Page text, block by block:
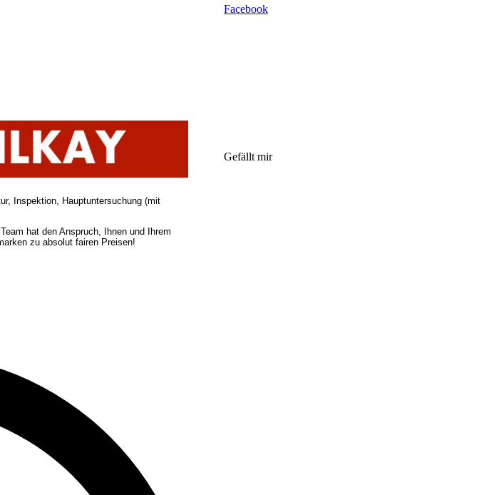
Inspektion, Hauptuntersuchung (mit
hat den Anspruch, Ihnen und Ihrem
zu absolut fairen Preisen!
Facebook
Gefällt mir